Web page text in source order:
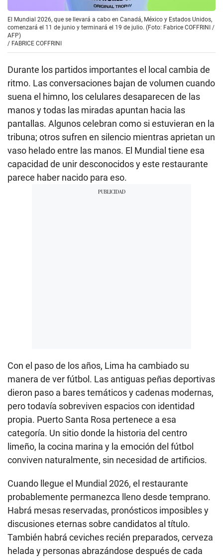
El Mundial 2026, que se llevará a cabo en Canadá, México y Estados Unidos,
comenzará el 11 de junio y terminará el 19 de julio. (Foto: Fabrice COFFRINI /
AFP)
/ FABRICE COFFRINI
Durante los partidos importantes el local cambia de
ritmo. Las conversaciones bajan de volumen cuando
suena el himno, los celulares desaparecen de las
manos y todas las miradas apuntan hacia las
pantallas. Algunos celebran como si estuvieran en la
tribuna; otros sufren en silencio mientras aprietan un
vaso helado entre las manos. El Mundial tiene esa
capacidad de unir desconocidos y este restaurante
parece haber nacido para eso.
Con el paso de los años, Lima ha cambiado su
manera de ver fútbol. Las antiguas peñas deportivas
dieron paso a bares temáticos y cadenas modernas,
pero todavía sobreviven espacios con identidad
propia. Puerto Santa Rosa pertenece a esa
categoría. Un sitio donde la historia del centro
limeño, la cocina marina y la emoción del fútbol
conviven naturalmente, sin necesidad de artificios.
Cuando llegue el Mundial 2026, el restaurante
probablemente permanezca lleno desde temprano.
Habrá mesas reservadas, pronósticos imposibles y
discusiones eternas sobre candidatos al título.
También habrá ceviches recién preparados, cerveza
helada y personas abrazándose después de cada